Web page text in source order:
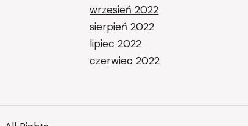
wrzesień 2022
sierpień 2022
lipiec 2022
czerwiec 2022